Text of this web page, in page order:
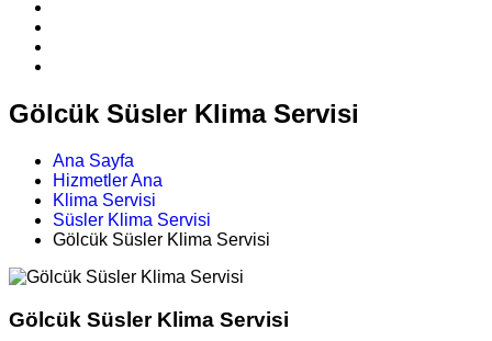
Gölcük Süsler Klima Servisi
Ana Sayfa
Hizmetler Ana
Klima Servisi
Süsler Klima Servisi
Gölcük Süsler Klima Servisi
Gölcük Süsler Klima Servisi